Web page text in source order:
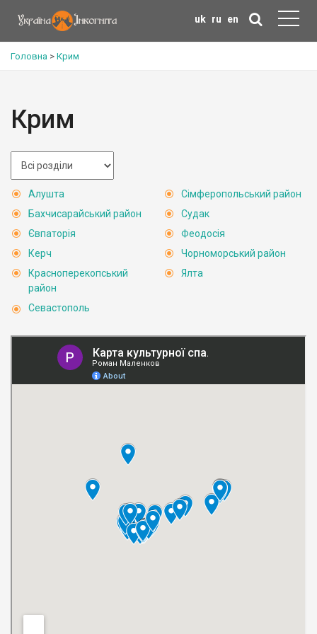
uk ru en
Головна > Крим
Крим
Алушта
Бахчисарайський район
Євпаторія
Керч
Красноперекопський
район
Севастополь
Сімферопольський район
Судак
Феодосія
Чорноморський район
Ялта